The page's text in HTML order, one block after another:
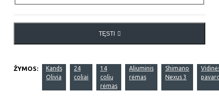
TĘSTI
ŽYMOS:
Kands
Olivia
24
coliai
14
colių
rėmas
Aliuminis
rėmas
Shimano
Nexus 3